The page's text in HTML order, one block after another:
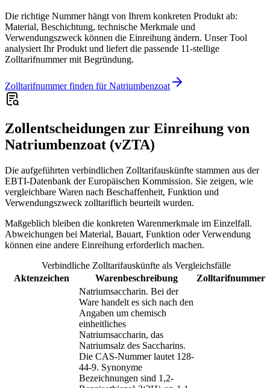
Die richtige Nummer hängt von Ihrem konkreten Produkt ab:
Material, Beschichtung, technische Merkmale und
Verwendungszweck können die Einreihung ändern. Unser Tool
analysiert Ihr Produkt und liefert die passende 11-stellige
Zolltarifnummer mit Begründung.
Zolltarifnummer finden für Natriumbenzoat
Zollentscheidungen zur Einreihung von
Natriumbenzoat (vZTA)
Die aufgeführten verbindlichen Zolltarifauskünfte stammen aus der
EBTI-Datenbank der Europäischen Kommission. Sie zeigen, wie
vergleichbare Waren nach Beschaffenheit, Funktion und
Verwendungszweck zolltariflich beurteilt wurden.
Maßgeblich bleiben die konkreten Warenmerkmale im Einzelfall.
Abweichungen bei Material, Bauart, Funktion oder Verwendung
können eine andere Einreihung erforderlich machen.
Verbindliche Zolltarifauskünfte als Vergleichsfälle
Aktenzeichen
Warenbeschreibung Zolltarifnummer
Natriumsaccharin. Bei der
Ware handelt es sich nach den
Angaben um chemisch
einheitliches
Natriumsaccharin, das
Natriumsalz des Saccharins.
Die CAS-Nummer lautet 128-
44-9. Synonyme
Bezeichnungen sind 1,2-